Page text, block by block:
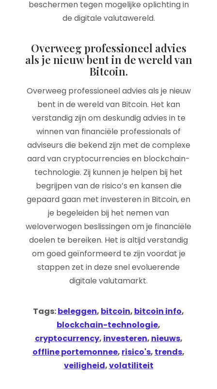
beschermen tegen mogelijke oplichting in
de digitale valutawereld.
Overweeg professioneel advies
als je nieuw bent in de wereld van
Bitcoin.
Overweeg professioneel advies als je nieuw
bent in de wereld van Bitcoin. Het kan
verstandig zijn om deskundig advies in te
winnen van financiële professionals of
adviseurs die bekend zijn met de complexe
aard van cryptocurrencies en blockchain-
technologie. Zij kunnen je helpen bij het
begrijpen van de risico’s en kansen die
gepaard gaan met investeren in Bitcoin, en
je begeleiden bij het nemen van
weloverwogen beslissingen om je financiële
doelen te bereiken. Het is altijd verstandig
om goed geïnformeerd te zijn voordat je
stappen zet in deze snel evoluerende
digitale valutamarkt.
Tags:beleggen, bitcoin, bitcoin info,
blockchain-technologie,
cryptocurrency, investeren, nieuws,
offline portemonnee, risico's, trends,
veiligheid,volatiliteit